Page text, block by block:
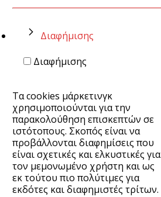
Διαφήμισης
Διαφήμισης
Τα cookies μάρκετινγκ
χρησιμοποιούνται για την
παρακολούθηση επισκεπτών σε
ιστότοπους. Σκοπός είναι να
προβάλλονται διαφημίσεις που
είναι σχετικές και ελκυστικές για
τον μεμονωμένο χρήστη και ως
εκ τούτου πιο πολύτιμες για
εκδότες και διαφημιστές τρίτων.